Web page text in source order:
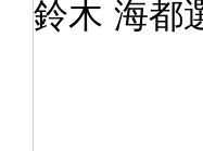
鈴木 海都